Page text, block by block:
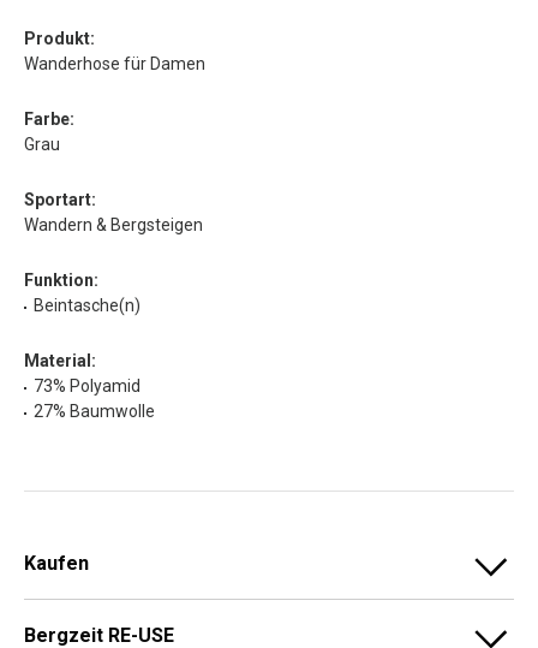
Produkt:
Wanderhose für Damen
Farbe:
Grau
Sportart:
Wandern & Bergsteigen
Funktion:
Beintasche(n)
Material:
73% Polyamid
27% Baumwolle
Kaufen
Bergzeit RE-USE